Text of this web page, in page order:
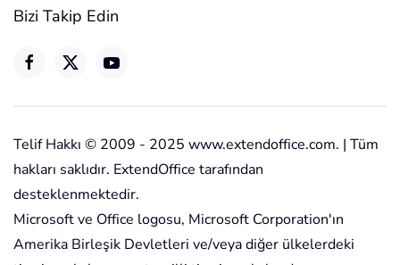
Bizi Takip Edin
Telif Hakkı © 2009 - 2025 www.extendoffice.com. | Tüm
hakları saklıdır. ExtendOffice tarafından
desteklenmektedir.
Microsoft ve Office logosu, Microsoft Corporation'ın
Amerika Birleşik Devletleri ve/veya diğer ülkelerdeki